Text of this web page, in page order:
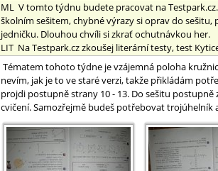
ML V tomto týdnu budete pracovat na
školním sešitem, chybné výrazy si oprav do
jedničku. Dlouhou chvíli si zkrať ochutnávkou her.
LIT Na Testpark.cz zkoušej literární testy, test
Tématem tohoto týdne je vzájemná poloha
nevím, jak je to ve staré verzi, takže přikládám
projdi postupně strany 10 - 13. Do sešitu
cvičení. Samozřejmě budeš potřebovat trojúhelník